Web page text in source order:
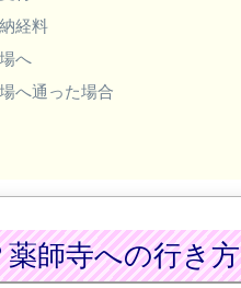
経料
へ
へ通った場合
師寺への行き方